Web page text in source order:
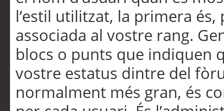
l’estil utilitzat, la primera
associada al vostre rang.
blocs o punts que indiquen
vostre estatus dintre del
normalment més gran, és